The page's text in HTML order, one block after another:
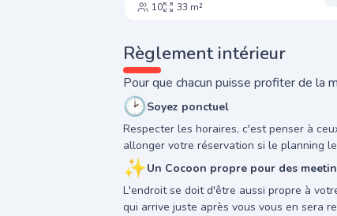
10
33 m²
Règlement intérieur
Pour que chacun puisse profiter de la
🕑Soyez ponctuel
Respecter les horaires, c'est penser à
allonger votre réservation si le planning
✨Un Cocoon propre pour des
L'endroit se doit d'être aussi propre à
qui arrive juste après vous vous en sera